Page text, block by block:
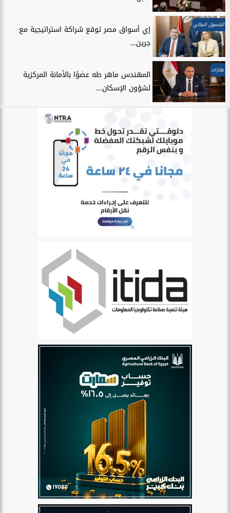
الشمول المالي
إي أسواق مصر توقع شراكة استراتيجية مع
جرين...
عقارات
المهندس ماهر طه عضوًا بالأمانة المركزية
لشؤون الإسكان...